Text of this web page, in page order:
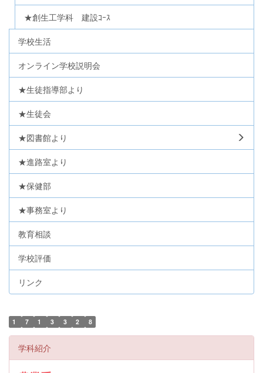
★創生工学科 建設ｺｰｽ
学校生活
オンライン学校説明会
★生徒指導部より
★生徒会
★図書館より
★進路室より
★保健部
★事務室より
教育相談
学校評価
リンク
1 7 1 3 3 2 8
学科紹介